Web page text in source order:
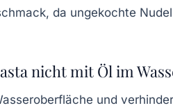
da ungekochte
nicht mit Öl im
und